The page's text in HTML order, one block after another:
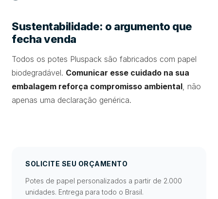
Sustentabilidade: o argumento que
fecha venda
Todos os potes Pluspack são fabricados com papel
biodegradável. Comunicar esse cuidado na sua
embalagem reforça compromisso ambiental , não
apenas uma declaração genérica.
SOLICITE SEU ORÇAMENTO
Potes de papel personalizados a partir de 2.000
unidades. Entrega para todo o Brasil.